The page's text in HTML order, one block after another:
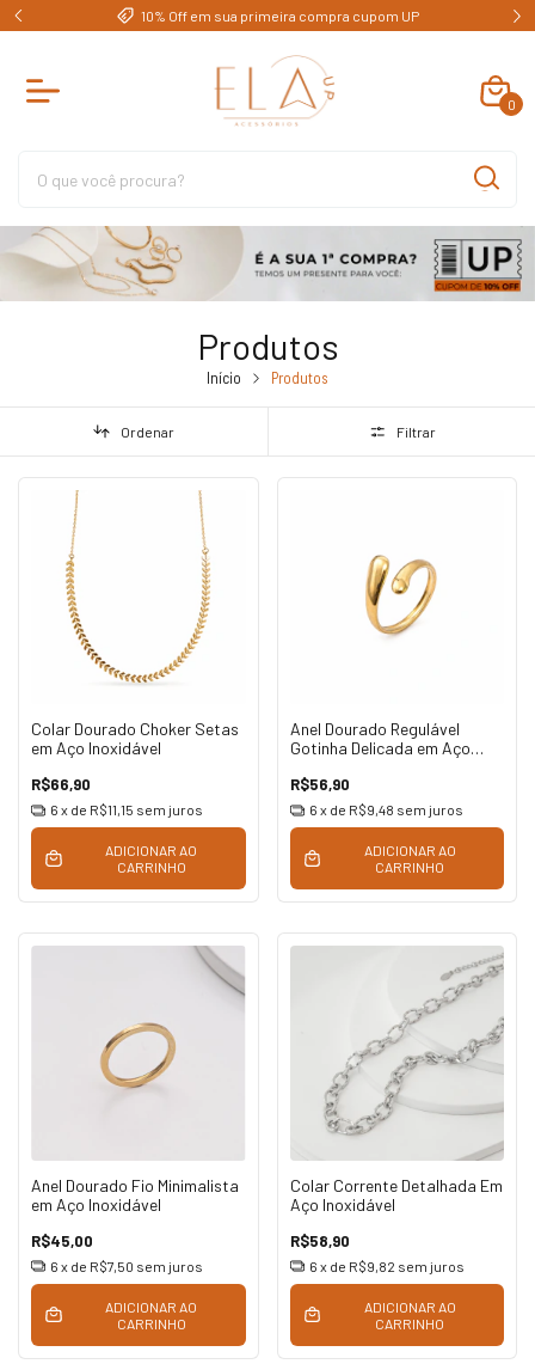
10% Off em sua primeira compra cupom UP
0
Produtos
Início Produtos
Ordenar Filtrar
Colar Dourado Choker Setas
em Aço Inoxidável
R$66,90
6 x de R$11,15 sem juros
ADICIONAR AO
CARRINHO
Anel Dourado Regulável
Gotinha Delicada em Aço
R$56,90
6 x de R$9,48 sem juros
ADICIONAR AO
CARRINHO
Anel Dourado Fio Minimalista
em Aço Inoxidável
R$45,00
6 x de R$7,50 sem juros
ADICIONAR AO
CARRINHO
Colar Corrente Detalhada Em
Aço Inoxidável
R$58,90
6 x de R$9,82 sem juros
ADICIONAR AO
CARRINHO